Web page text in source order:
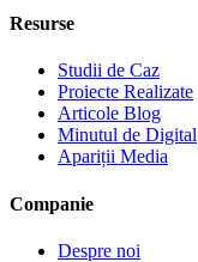
Resurse
Studii de Caz
Proiecte Realizate
Articole Blog
Minutul de Digital
Apariții Media
Companie
Despre noi